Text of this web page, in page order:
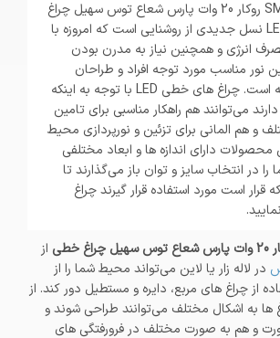
چراغ لاین نوری SMD روکار 20 وات پارس شعاع توس سهیل چراغ
خطی ال ای دی LED نسل جدیدی از روشنایی است که امروزه با
انرژی و همچنین نیاز به مدرن بودن
نور مناسب مورد توجه افراد و طراحان
نورپردازی قرار گرفته است. چراغ های خطی LED با توجه به اینکه
می‌توانند هم راهکار مناسبی برای تامین
و هم المانی برای تزئین و نورپردازی محیط
دارای اندازه ها و ابعاد مختلفی
در انتخاب سایز و توان باز می‌گذارند تا
است مورد استفاده قرار گیرند چراغ
از
در لاله زار یا لاین می‌تواند محیط شما را از
از چراغ های مربع، دایره و مستطیل دور کند. از
به اشکال مختلف می‌توانند طراحی شوند و
و هم به صورت مختلف در فرورفتگی های